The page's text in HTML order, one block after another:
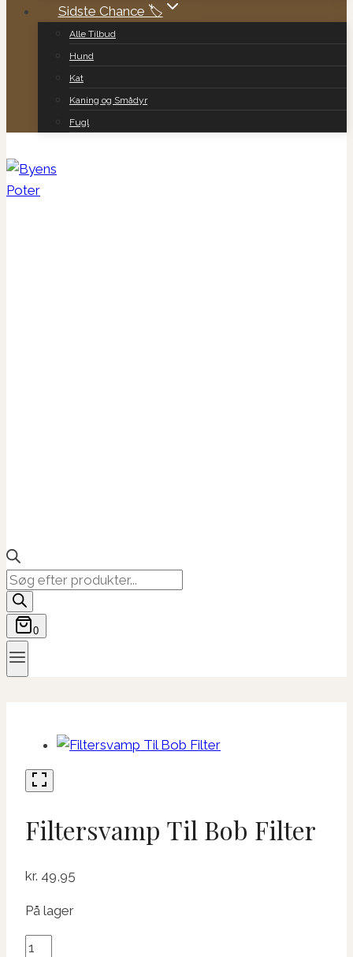
Sidste Chance 🏷️
Alle Tilbud
Hund
Kat
Kaning og Smådyr
Fugl
Products
search
0
Filtersvamp Til Bob Filter
kr. 49,95
På lager
Filtersvamp